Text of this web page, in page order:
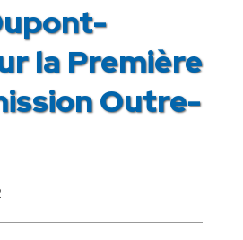
la Première
Outre-